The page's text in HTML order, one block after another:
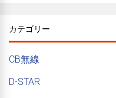
カテゴリー
CB無線
D-STAR